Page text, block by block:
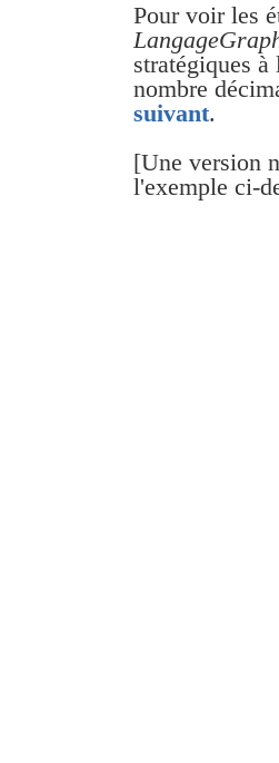
Pour voir les
stratégiques à
nombre
suivant.
[Une version
l'exemple ci-